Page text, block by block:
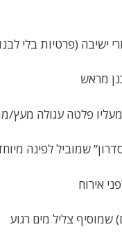
ישיבה (פרטיות בלי
מראש
מעליו פלטה עגולה
שמוביל לפינה
אירוח
שמוסיף צליל מים רגוע